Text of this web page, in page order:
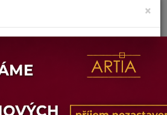
rámování: 124,5 X 104,4 cm
×